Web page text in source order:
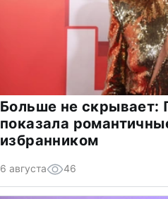
Больше не скрывает:
показала
избранником
6 августа 46